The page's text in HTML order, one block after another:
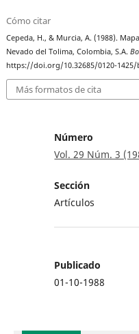
Cómo citar
Cepeda, H., & Murcia, A. (1988).
Nevado del Tolima, Colombia, S.A.
https://doi.org/10.32685/0120-1425/
Más formatos de cita
Número
Vol. 29 Núm. 3
Sección
Artículos
Publicado
01-10-1988